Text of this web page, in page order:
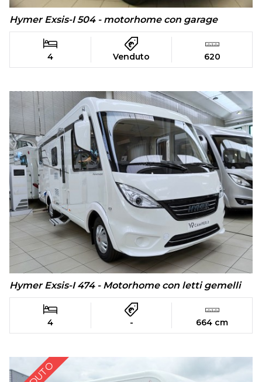
Hymer Exsis-I 504 - motorhome con garage
4 Venduto 620
Hymer Exsis-I 474 - Motorhome con letti gemelli
4 - 664 cm